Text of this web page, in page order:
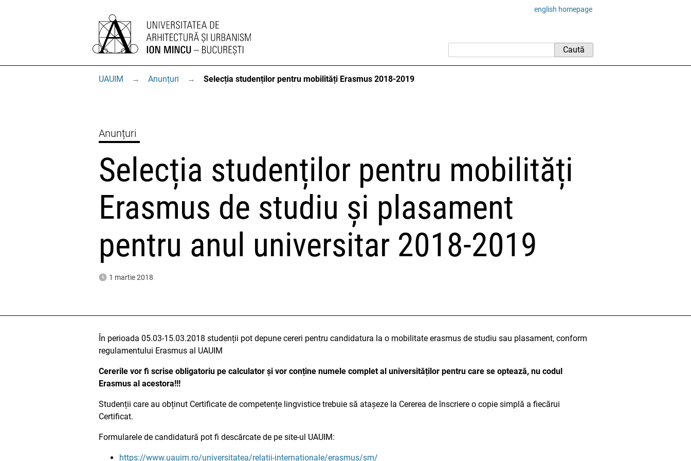
english homepage
UAUIM → Anunțuri → Selecția studenților pentru mobilități Erasmus 2018-2019
Anunțuri
Selecția studenților pentru mobilități
Erasmus de studiu și plasament
pentru anul universitar 2018-2019
1 martie 2018
În perioada 05.03-15.03.2018 studenții pot depune cereri pentru candidatura la o mobilitate erasmus de studiu sau plasament, conform
regulamentului Erasmus al UAUIM
Cererile vor fi scrise obligatoriu pe calculator și vor conține numele complet al universităților pentru care se optează, nu codul
Erasmus al acestora!!!
Studenții care au obținut Certificate de competențe lingvistice trebuie să atașeze la Cererea de înscriere o copie simplă a fiecărui
Certificat.
Formularele de candidatură pot fi descărcate de pe site-ul UAUIM:
https://www.uauim.ro/universitatea/relatii-internationale/erasmus/sm/